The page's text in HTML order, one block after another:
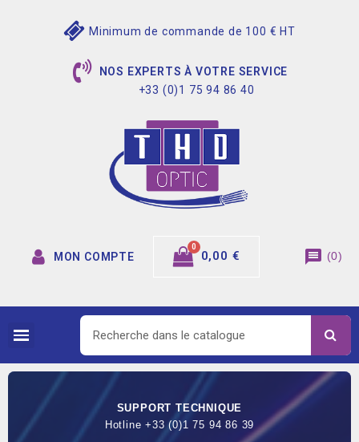
Minimum de commande de 100 € HT
NOS EXPERTS À VOTRE SERVICE
+33 (0)1 75 94 86 40
MON COMPTE 0,00 € message (0)
SUPPORT TECHNIQUE
Hotline +33 (0)1 75 94 86 39